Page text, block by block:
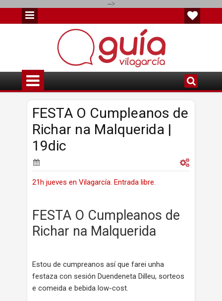
-->
FESTA O Cumpleanos de
Richar na Malquerida |
19dic
21h jueves en Vilagarcía. Entrada libre.
FESTA O Cumpleanos de
Richar na Malquerida
Estou de cumpreanos así que farei unha
festaza con sesión Duendeneta Dilleu, sorteos
e comeida e bebida low-cost.